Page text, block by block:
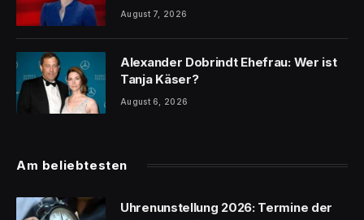
August 7, 2026
Alexander Dobrindt Ehefrau: Wer ist
Tanja Käser?
August 6, 2026
Am beliebtesten
Uhrenunstellung 2026: Termine der